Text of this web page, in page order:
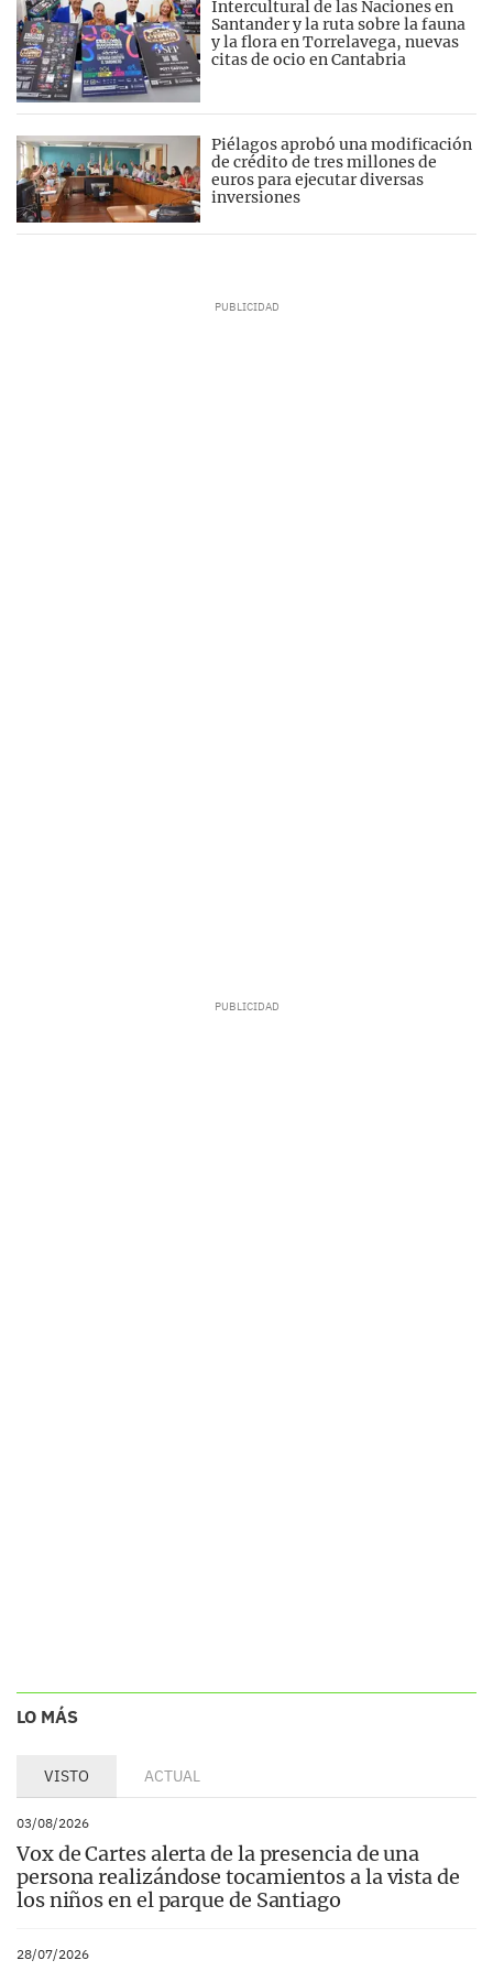
Intercultural de las Naciones en
Santander y la ruta sobre la fauna
y la flora en Torrelavega, nuevas
citas de ocio en Cantabria
Piélagos aprobó una modificación
de crédito de tres millones de
euros para ejecutar diversas
inversiones
LO MÁS
VISTO ACTUAL
03/08/2026
Vox de Cartes alerta de la presencia de una
persona realizándose tocamientos a la vista de
los niños en el parque de Santiago
28/07/2026